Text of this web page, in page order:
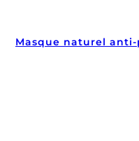
Masque naturel